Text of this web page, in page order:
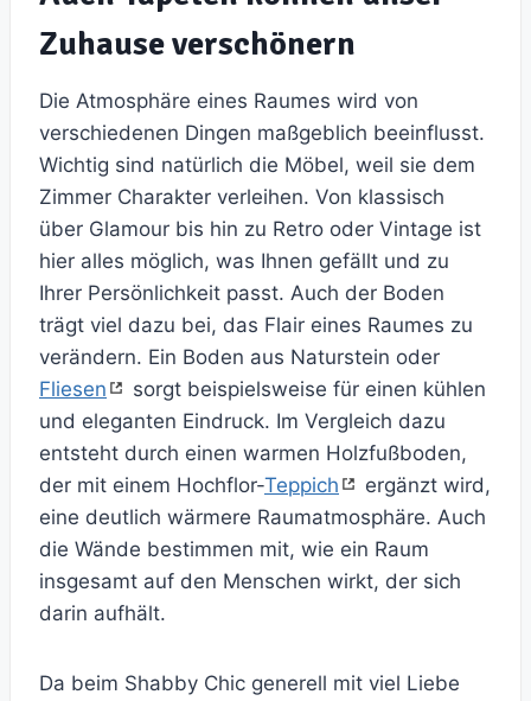
Zuhause verschönern
Die Atmosphäre eines Raumes wird von
verschiedenen Dingen maßgeblich beeinflusst.
Wichtig sind natürlich die Möbel, weil sie dem
Zimmer Charakter verleihen. Von klassisch
über Glamour bis hin zu Retro oder Vintage ist
hier alles möglich, was Ihnen gefällt und zu
Ihrer Persönlichkeit passt. Auch der Boden
trägt viel dazu bei, das Flair eines Raumes zu
verändern. Ein Boden aus Naturstein oder
Fliesen
sorgt beispielsweise für einen kühlen
und eleganten Eindruck. Im Vergleich dazu
entsteht durch einen warmen Holzfußboden,
der mit einem Hochflor-Teppich
ergänzt wird,
eine deutlich wärmere Raumatmosphäre. Auch
die Wände bestimmen mit, wie ein Raum
insgesamt auf den Menschen wirkt, der sich
darin aufhält.
Da beim Shabby Chic generell mit viel Liebe